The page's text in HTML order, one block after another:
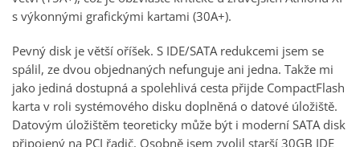
s výkonnými grafickými kartami (30A+).
Pevný disk je větší oříšek. S IDE/SATA redukcemi jsem se
spálil, ze dvou objednaných nefunguje ani jedna. Takže mi
jako jediná dostupná a spolehlivá cesta přijde CompactFlash
karta v roli systémového disku doplněná o datové úložiště.
Datovým úložištěm teoreticky může být i moderní SATA disk
připojený na PCI řadič. Osobně jsem zvolil starší 30GB IDE